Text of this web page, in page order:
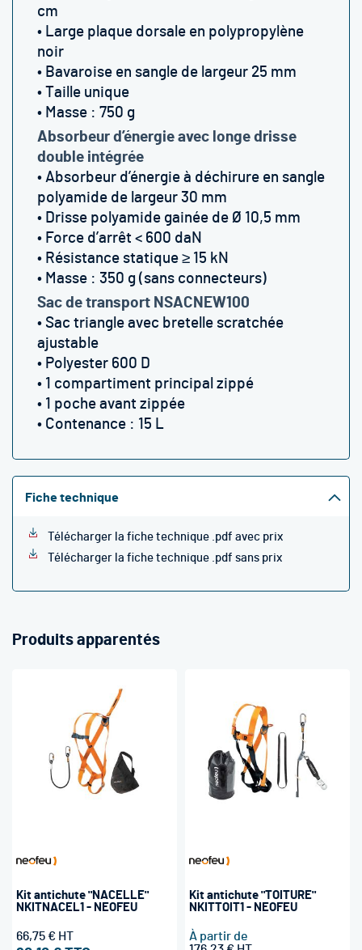
cm
• Large plaque dorsale en polypropylène
noir
• Bavaroise en sangle de largeur 25 mm
• Taille unique
• Masse : 750 g
Absorbeur d’énergie avec longe drisse
double intégrée
• Absorbeur d’énergie à déchirure en sangle
polyamide de largeur 30 mm
• Drisse polyamide gainée de Ø 10,5 mm
• Force d’arrêt < 600 daN
• Résistance statique ≥ 15 kN
• Masse : 350 g (sans connecteurs)
Sac de transport NSACNEW100
• Sac triangle avec bretelle scratchée
ajustable
• Polyester 600 D
• 1 compartiment principal zippé
• 1 poche avant zippée
• Contenance : 15 L
Fiche technique
Télécharger la fiche technique .pdf avec prix
Télécharger la fiche technique .pdf sans prix
Produits apparentés
Kit antichute "NACELLE"
NKITNACEL1 - NEOFEU
66,75 €
Kit antichute "TOITURE"
NKITTOIT1 - NEOFEU
À partir de